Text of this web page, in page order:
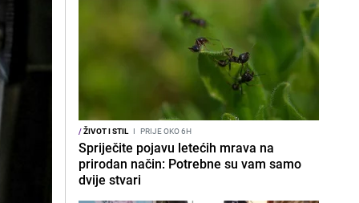
/ŽIVOT I STIL I PRIJE OKO 6H
Spriječite pojavu letećih mrava na
prirodan način: Potrebne su vam samo
dvije stvari